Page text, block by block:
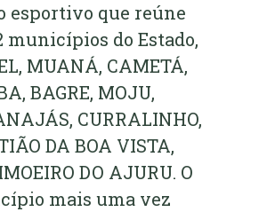
esportivo que reúne
municípios do Estado,
MUANÁ, CAMETÁ,
BAGRE, MOJU,
CURRALINHO,
DA BOA VISTA,
DO AJURU. O
mais uma vez